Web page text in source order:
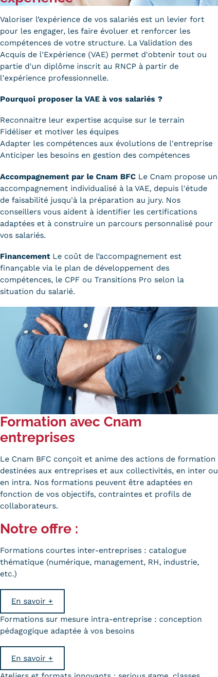
BFC
Nos centres administratifs
Quoi de neuf au Cnam BFC?
Revue de presse
Contact
Contacts services
Formulaire de contact
Formations
OFFRE EN BFC
OFFRE NATIONALE
Catalogue national
Équivalences, passerelles et
suites de parcours
Modalités d'enseignement
Formation en présentiel
Alternance
Enseignement à distance
Validation des Acquis de
l'Expérience (VAE)
Validation des études
supérieures (VES)
(VAPP)
Handi'Cnam
Statistiques
Valoriser l’expérience de vos salariés est un levier fort
pour les engager, les faire évoluer et renforcer les
compétences de votre structure. La Validation des
Acquis de l'Expérience (VAE) permet d'obtenir tout ou
partie d'un diplôme inscrit au RNCP à partir de
l'expérience professionnelle.
Pourquoi proposer la VAE à vos salariés ?
Reconnaitre leur expertise acquise sur le terrain
Fidéliser et motiver les équipes
Adapter les compétences aux évolutions de l'entreprise
Anticiper les besoins en gestion des compétences
Accompagnement par le Cnam BFC Le Cnam propose un
accompagnement individualisé à la VAE, depuis l'étude
de faisabilité jusqu'à la préparation au jury. Nos
conseillers vous aident à identifier les certifications
adaptées et à construire un parcours personnalisé pour
vos salariés.
Financement Le coût de l’accompagnement est
finançable via le plan de développement des
compétences, le CPF ou Transitions Pro selon la
situation du salarié.
Formation avec Cnam
entreprises
Le Cnam BFC conçoit et anime des actions de formation
destinées aux entreprises et aux collectivités, en inter ou
en intra. Nos formations peuvent être adaptées en
fonction de vos objectifs, contraintes et profils de
collaborateurs.
Notre offre :
Formations courtes inter-entreprises : catalogue
thématique (numérique, management, RH, industrie,
etc.)
En savoir +
Formations sur mesure intra-entreprise : conception
pédagogique adaptée à vos besoins
En savoir +